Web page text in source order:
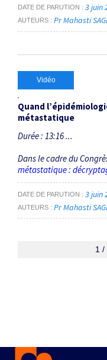
DATE DE PARUTION 3 juin
AUTEURS Pr Mahasti
Vidéo
Quand
métastatique
Durée : 13:16 ...
Dans le cadre du
métastatique :
DATE DE PARUTION 3 juin
AUTEURS Pr Mahasti
1 /